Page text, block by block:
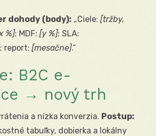
dohody (body): „Ciele: [tržby,
%]; MDF: [y %]; SLA:
; report: [mesačne].“
B2C e-
→ nový trh
a nízka konverzia. Postup:
tabuľky, dobierka a lokálny